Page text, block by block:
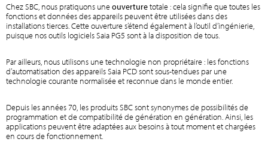
Chez SBC, nous pratiquons uneouverturetotale : cela signifie que toutes les
fonctions et données des appareils peuvent être utilisées dans des
installations tierces. Cette ouverture s’étend également à l’outil d’ingénierie,
puisque nos outils logiciels Saia PG5 sont à la disposition de tous.
Par ailleurs, nous utilisons une technologie non propriétaire : les fonctions
d’automatisation des appareils Saia PCD sont sous-tendues par une
technologie courante normalisée et reconnue dans le monde entier.
Depuis les années 70, les produits SBC sont synonymes de possibilités de
programmation et de compatibilité de génération en génération. Ainsi, les
applications peuvent être adaptées aux besoins à tout moment et chargées
en cours de fonctionnement.